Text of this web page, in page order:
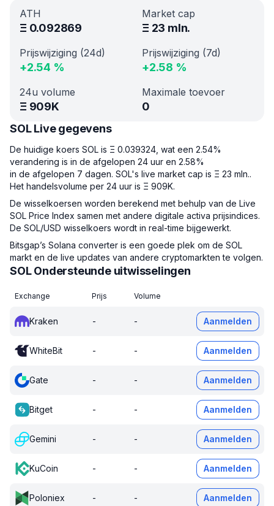
ATH
Ξ 0.092869
Market cap
Ξ 23 mln.
Prijswijziging (24d)
+2.54 %
Prijswijziging (7d)
+2.58 %
24u volume
Ξ 909K
Maximale toevoer
0
SOL Live gegevens
De huidige koers SOL is Ξ 0.039324, wat een 2.54%
verandering is in de afgelopen 24 uur en 2.58%
in de afgelopen 7 dagen. SOL's live market cap is Ξ 23 mln..
Het handelsvolume per 24 uur is Ξ 909K.
De wisselkoersen worden berekend met behulp van de Live
SOL Price Index samen met andere digitale activa prijsindices.
De SOL/USD wisselkoers wordt in real-time bijgewerkt.
Bitsgap’s Solana converter is een goede plek om de SOL
markt en de live updates van andere cryptomarkten te volgen.
SOL Ondersteunde uitwisselingen
Exchange Prijs Volume
Kraken - - Aanmelden
WhiteBit - - Aanmelden
Gate - - Aanmelden
Bitget - - Aanmelden
Gemini - - Aanmelden
KuCoin - - Aanmelden
Poloniex - - Aanmelden